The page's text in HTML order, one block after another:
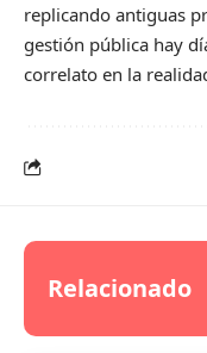
replicando antiguas
gestión pública hay
correlato en la
Relacionado